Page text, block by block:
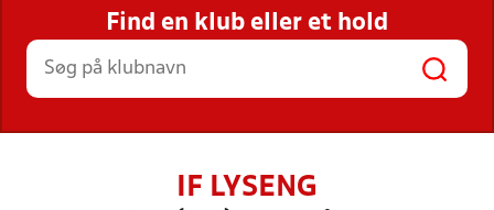
STILLINGER, RESULTATER, KLUBBER OG
HOLD
Find en klub eller et hold
IF LYSENG